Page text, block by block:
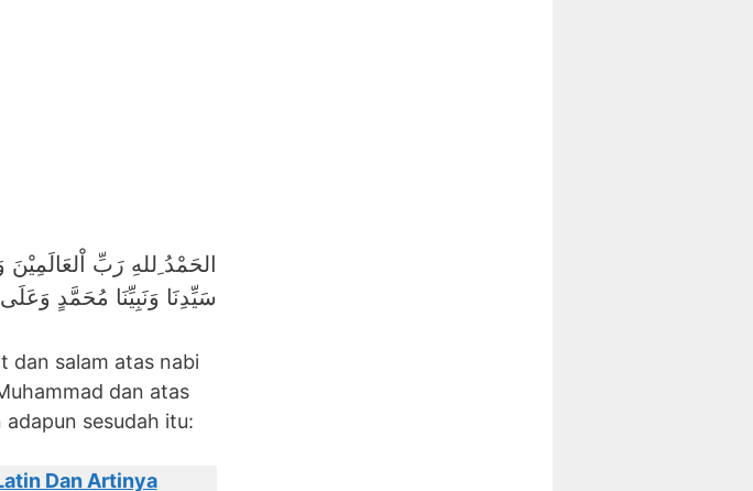
الحَمْدُ ِللهِ رَبِّ اْلعَالَمِيْنَ
سَيِّدِنَا وَنَبِيِّنَا مُحَمَّدٍ
dan salam atas nabi
dan atas
sesudah itu:
Dan Artinya